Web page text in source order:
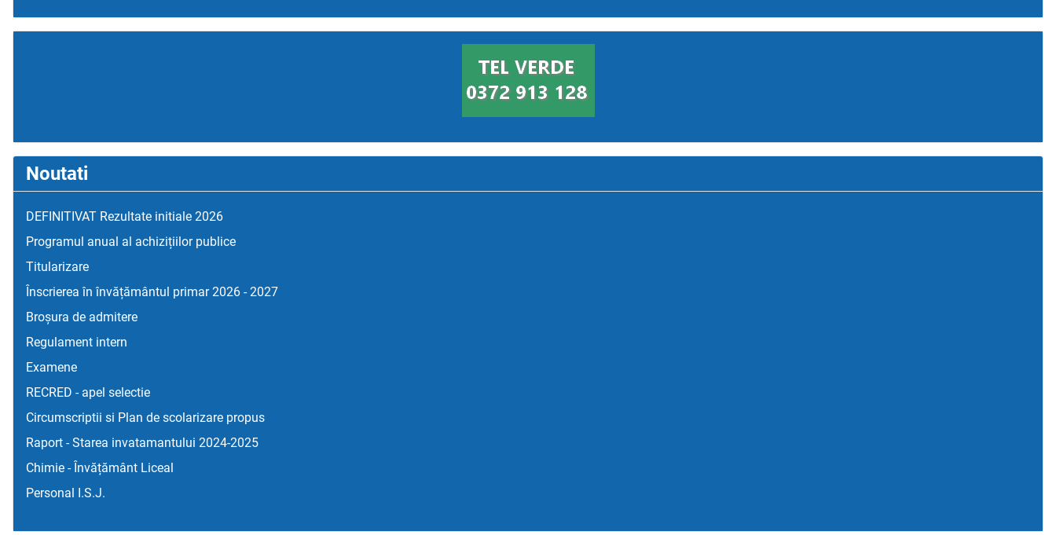
Noutati
DEFINITIVAT Rezultate initiale 2026
Programul anual al achizițiilor publice
Titularizare
Înscrierea în învățământul primar 2026 - 2027
Broșura de admitere
Regulament intern
Examene
RECRED - apel selectie
Circumscriptii si Plan de scolarizare propus
Raport - Starea invatamantului 2024-2025
Chimie - Învățământ Liceal
Personal I.S.J.